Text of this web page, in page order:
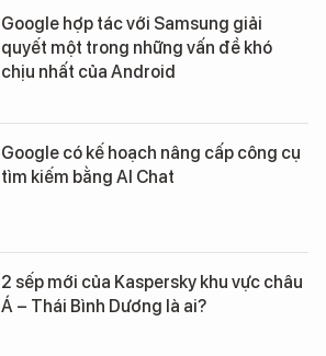
Google hợp tác với Samsung giải
quyết một trong những vấn đề khó
chịu nhất của Android
Google có kế hoạch nâng cấp công cụ
tìm kiếm bằng AI Chat
2 sếp mới của Kaspersky khu vực châu
Á – Thái Bình Dương là ai?